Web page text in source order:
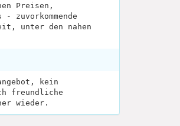
Preisen,
zuvorkommende
unter den nahen
kein
freundliche
wieder.